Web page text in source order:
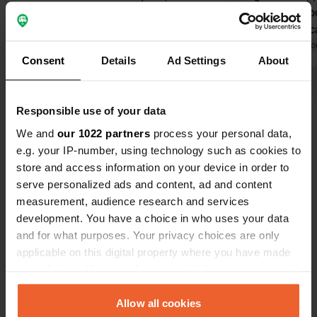
Consent Details Ad Settings About
Responsible use of your data
We and our 1022 partners process your personal data,
e.g. your IP-number, using technology such as cookies to
store and access information on your device in order to
serve personalized ads and content, ad and content
measurement, audience research and services
development. You have a choice in who uses your data
and for what purposes. Your privacy choices are only
applicable on this digital property where you have made
any time from the Cookie Declaration or by clicking on
the Privacy trigger icon.Allow all cookies
timer spegne la luce dopo poco
tempo. Lo smaltimento è possibile,
separato. Ottimo punto di partenza
per escursioni.
scarsa, un
fronte alle
stavano
case. Ci
molto
Tradotto da
Sei stato qui?
Contatto
Camping Seeweid 24